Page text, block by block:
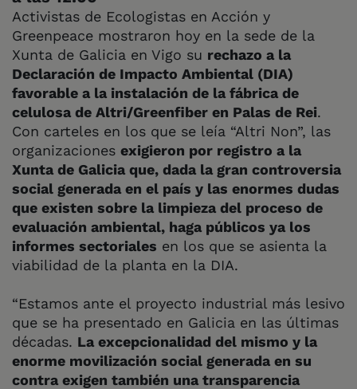
Activistas de Ecologistas en Acción y
Greenpeace mostraron hoy en la sede de la
Xunta de Galicia en Vigo su rechazo a la
Declaración de Impacto Ambiental (DIA)
favorable a la instalación de la fábrica de
celulosa de Altri/Greenfiber en Palas de Rei.
Con carteles en los que se leía “Altri Non”, las
organizaciones exigieron por registro a la
Xunta de Galicia que, dada la gran controversia
social generada en el país y las enormes dudas
que existen sobre la limpieza del proceso de
evaluación ambiental, haga públicos ya los
informes sectoriales en los que se asienta la
viabilidad de la planta en la DIA.
“Estamos ante el proyecto industrial más lesivo
que se ha presentado en Galicia en las últimas
décadas. La excepcionalidad del mismo y la
enorme movilización social generada en su
contra exigen también una transparencia